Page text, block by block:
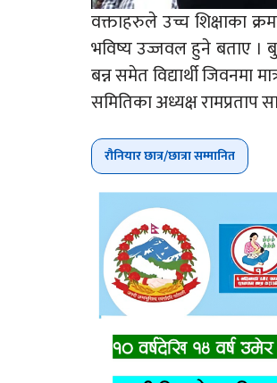
वक्ताहरुले उच्च शिक्षाका
भविष्य उज्जवल हुने बताए ।
बन्न समेत विद्यार्थी जिवनमा
समितिका अध्यक्ष रामप्रताप
रौनियार छात्र/छात्रा सम्मानित